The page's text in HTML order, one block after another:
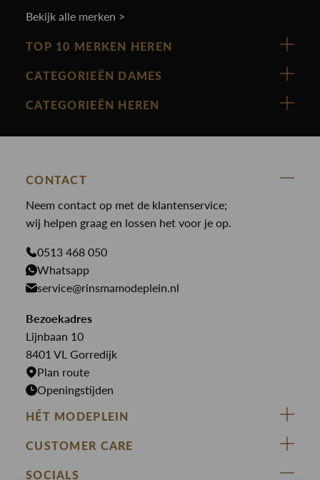
Bekijk alle merken >
TOP 10 MERKEN HEREN
Vanguard
Cast Iron
Paul en Shark
Genti
PME Legend
Butcher of Blue
Bekijk alle merken >
CATEGORIEËN DAMES
Nieuw binnen
Blouses
Broeken
Gilets
Jassen
Jeans
Jumpsuits
Jurken
Rokken
CATEGORIEËN HEREN
Broeken
Colberts
Giftcards
Jassen
Overhemden
Truien
T-shirts
CONTACT
Neem contact op met de klantenservice;
wij helpen graag en lossen het voor je op.
0513 468 050
Whatsapp
service@rinsmamodeplein.nl
Bezoekadres
Lijnbaan 10
8401 VL Gorredijk
Plan route
Openingstijden
HÉT MODEPLEIN
ZIJ VAN RINSMA
DE HEEREN VAN RINSMA
CUSTOMER CARE
Veelgestelde vragen
SOCIALS